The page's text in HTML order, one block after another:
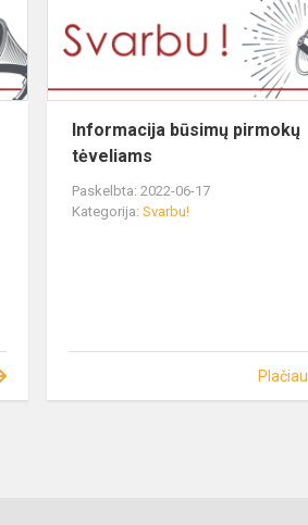
Informacija būsimų pirmokų
tėveliams
Paskelbta: 2022-06-17
Kategorija:Svarbu!
Plačiau